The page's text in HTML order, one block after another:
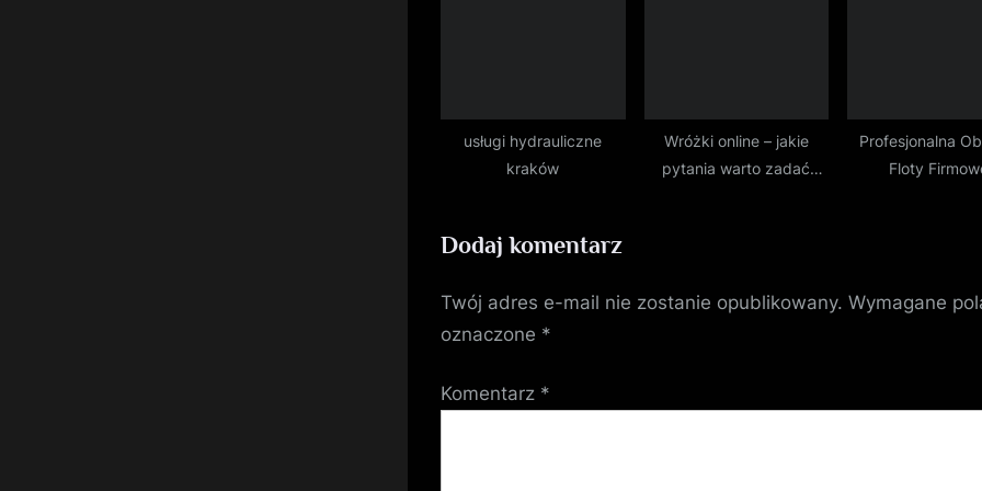
usługi hydrauliczne
kraków
Wróżki online – jakie
pytania warto zadać
Profesjonalna
Floty
Dodaj komentarz
Twój adres e-mail nie zostanie opublikowany. Wymagane
oznaczone *
Komentarz *